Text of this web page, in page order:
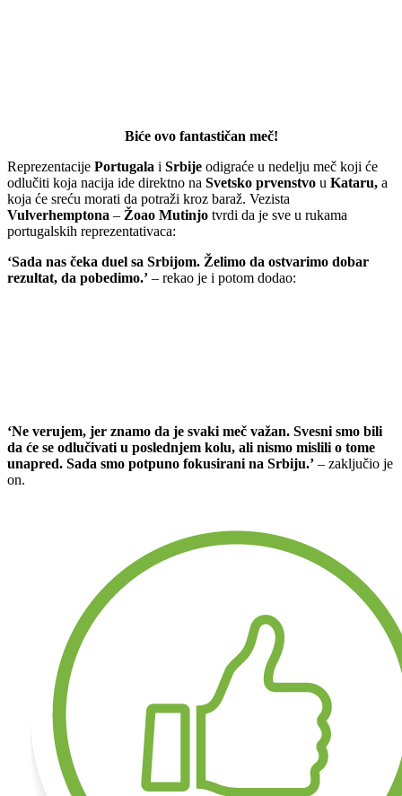
Biće ovo fantastičan meč!
Reprezentacije Portugala i Srbije odigraće u nedelju meč koji će
odlučiti koja nacija ide direktno na Svetsko prvenstvo u Kataru, a
koja će sreću morati da potraži kroz baraž. Vezista
Vulverhemptona – Žoao Mutinjo tvrdi da je sve u rukama
portugalskih reprezentativaca:
‘Sada nas čeka duel sa Srbijom. Želimo da ostvarimo dobar
rezultat, da pobedimo.’ – rekao je i potom dodao:
‘Ne verujem, jer znamo da je svaki meč važan. Svesni smo bili
da će se odlučivati u poslednjem kolu, ali nismo mislili o tome
unapred. Sada smo potpuno fokusirani na Srbiju.’ – zaključio je
on.